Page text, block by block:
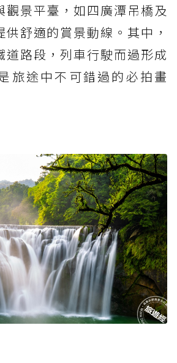
觀景平臺，如四廣潭吊橋及
舒適的賞景動線。其中，
道路段，列車行駛而過形成
旅途中不可錯過的必拍畫